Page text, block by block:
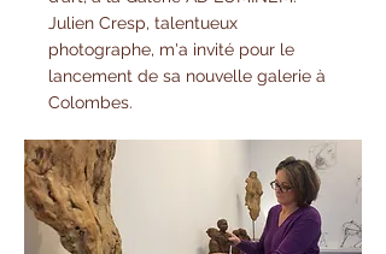
Julien Cresp, talentueux
photographe, m'a invité pour le
lancement de sa nouvelle galerie à
Colombes.